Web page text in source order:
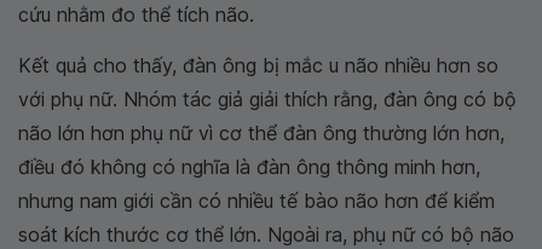
cứu nhằm đo thể tích não.
Kết quả cho thấy, đàn ông bị mắc u não nhiều hơn so
với phụ nữ. Nhóm tác giả giải thích rằng, đàn ông có bộ
não lớn hơn phụ nữ vì cơ thể đàn ông thường lớn hơn,
điều đó không có nghĩa là đàn ông thông minh hơn,
nhưng nam giới cần có nhiều tế bào não hơn để kiểm
soát kích thước cơ thể lớn. Ngoài ra, phụ nữ có bộ não